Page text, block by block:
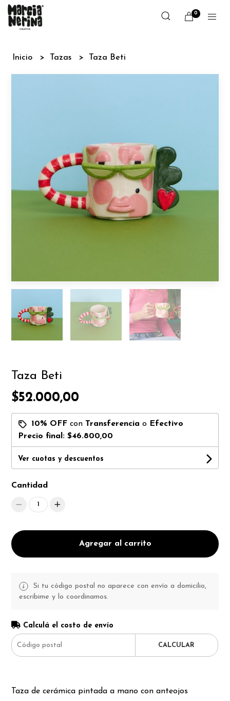
0
Inicio Tazas Taza Beti
Taza Beti
$52.000,00
10% OFF con Transferencia o Efectivo
Precio final:$46.800,00
Ver cuotas y descuentos
Cantidad
1
Agregar al carrito
Si tu código postal no aparece con envío a domicilio,
escribime y lo coordinamos.
Calculá el costo de envío
CALCULAR
Taza de cerámica pintada a mano con anteojos